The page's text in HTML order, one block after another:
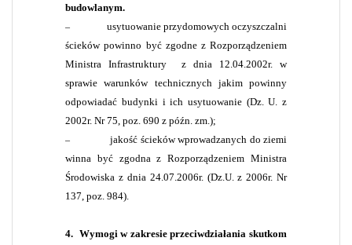
budowlanym.
–
usytuowanie przydomowych oczyszczalni
ścieków powinno być zgodne z Rozporządzeniem
Ministra Infrastruktury
z dnia 12.04.2002r. w
sprawie warunków technicznych jakim powinny
odpowiadać budynki i ich usytuowanie (Dz. U. z
2002r. Nr 75, poz. 690 z późn. zm.);
–
jakość ścieków wprowadzanych do ziemi
winna być zgodna z Rozporządzeniem Ministra
Środowiska z dnia 24.07.2006r. (Dz.U. z 2006r. Nr
137, poz. 984).
4. Wymogi w zakresie przeciwdziałania skutkom